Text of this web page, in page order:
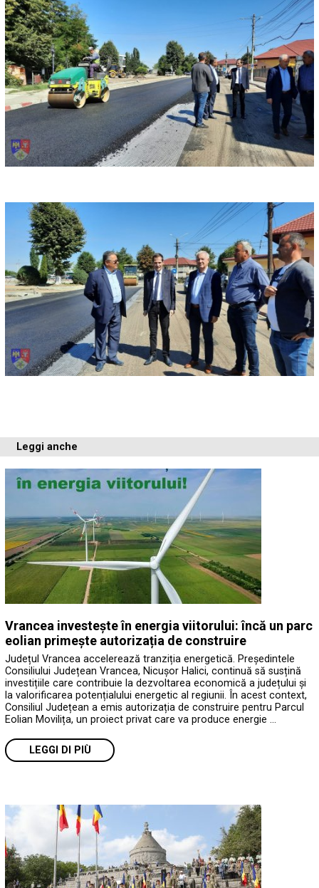
Leggi anche
Vrancea investește în energia viitorului: încă un parc
eolian primește autorizația de construire
Județul Vrancea accelerează tranziția energetică. Președintele
Consiliului Județean Vrancea, Nicușor Halici, continuă să susțină
investițiile care contribuie la dezvoltarea economică a județului și
la valorificarea potențialului energetic al regiunii. În acest context,
Consiliul Județean a emis autorizația de construire pentru Parcul
Eolian Movilița, un proiect privat care va produce energie …
LEGGI DI PIÙ